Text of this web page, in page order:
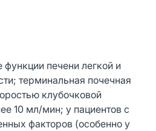
печени легкой и
терминальная почечная
клубочковой
10 мл/мин; у пациентов с
факторов (особенно у